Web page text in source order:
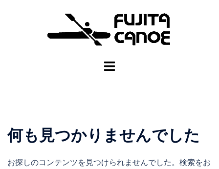
何も見つかりませんでした
お探しのコンテンツを見つけられませんでした。検索をお